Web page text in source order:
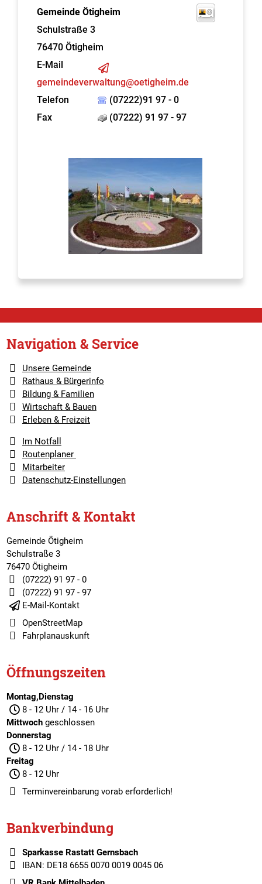
Gemeinde Ötigheim
Schulstraße 3
76470 Ötigheim
E-Mail
gemeindeverwaltung@oetigheim.de
Telefon
(07222)91 97 - 0
Fax
(07222) 91 97 - 97
Navigation & Service
Unsere Gemeinde
Rathaus & Bürgerinfo
Bildung & Familien
Wirtschaft & Bauen
Erleben & Freizeit
Im Notfall
Routenplaner
Mitarbeiter
Datenschutz-Einstellungen
Anschrift & Kontakt
Gemeinde Ötigheim
Schulstraße 3
76470 Ötigheim
(07222) 91 97 - 0
(07222) 91 97 - 97
E-Mail-Kontakt
OpenStreetMap
Fahrplanauskunft
Öffnungszeiten
Montag,Dienstag
8 - 12 Uhr / 14 - 16 Uhr
Mittwochgeschlossen
Donnerstag
8 - 12 Uhr / 14 - 18 Uhr
Freitag
8 - 12 Uhr
Terminvereinbarungvorab erforderlich!
Bankverbindung
Sparkasse Rastatt Gernsbach
IBAN: DE18 6655 0070 0019 0045 06